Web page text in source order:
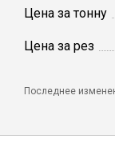
Цена за тонну
Цена за рез
Последнее